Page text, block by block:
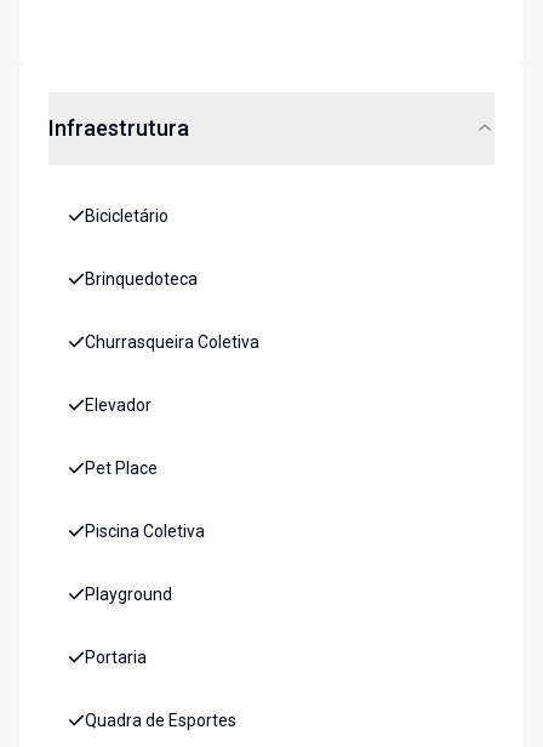
Infraestrutura
Bicicletário
Brinquedoteca
Churrasqueira Coletiva
Elevador
Pet Place
Piscina Coletiva
Playground
Portaria
Quadra de Esportes